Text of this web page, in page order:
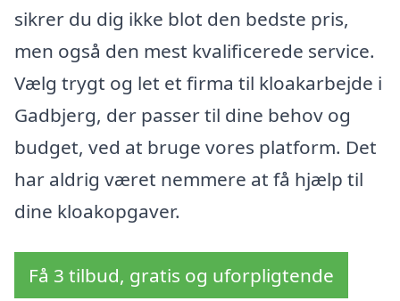
sikrer du dig ikke blot den bedste pris,
men også den mest kvalificerede service.
Vælg trygt og let et firma til kloakarbejde i
Gadbjerg, der passer til dine behov og
budget, ved at bruge vores platform. Det
har aldrig været nemmere at få hjælp til
dine kloakopgaver.
Få 3 tilbud, gratis og uforpligtende